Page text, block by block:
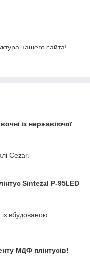
нашего сайта!
із нержавіючої
Cezar.
Sintezal P-95LED
із вбудованою
МДФ плінтусів!